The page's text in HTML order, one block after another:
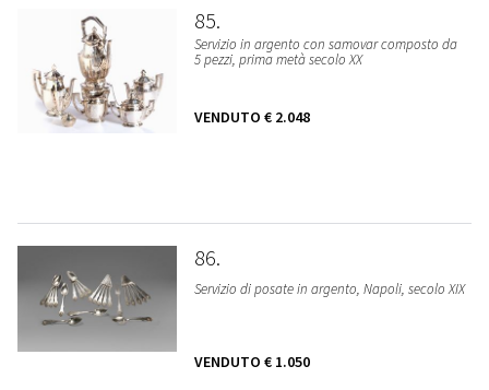
85
Servizio in argento con samovar composto da
5 pezzi, prima metà secolo XX
VENDUTO € 2.048
86
Servizio di posate in argento, Napoli, secolo XIX
VENDUTO € 1.050